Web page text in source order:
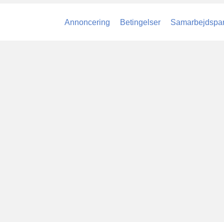
Annoncering Betingelser